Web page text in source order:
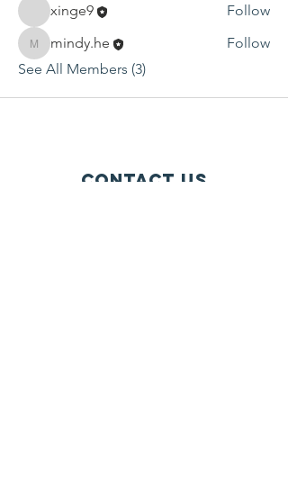
xinge9
Follow
mindy.he
mindy.he
Follow
See All Members (3)
Contact Us